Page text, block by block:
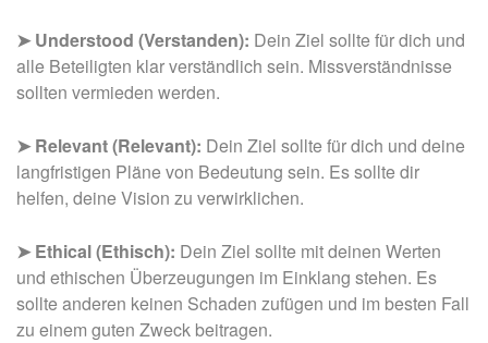
➤ Understood (Verstanden): Dein Ziel sollte für dich und
alle Beteiligten klar verständlich sein. Missverständnisse
sollten vermieden werden.
➤ Relevant (Relevant): Dein Ziel sollte für dich und deine
langfristigen Pläne von Bedeutung sein. Es sollte dir
helfen, deine Vision zu verwirklichen.
➤ Ethical (Ethisch): Dein Ziel sollte mit deinen Werten
und ethischen Überzeugungen im Einklang stehen. Es
sollte anderen keinen Schaden zufügen und im besten Fall
zu einem guten Zweck beitragen.